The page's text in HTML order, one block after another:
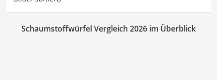
Schaumstoffwürfel Vergleich 2026 im Überblick